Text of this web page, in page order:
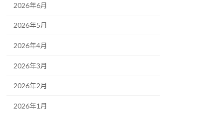
2026年6月
2026年5月
2026年4月
2026年3月
2026年2月
2026年1月